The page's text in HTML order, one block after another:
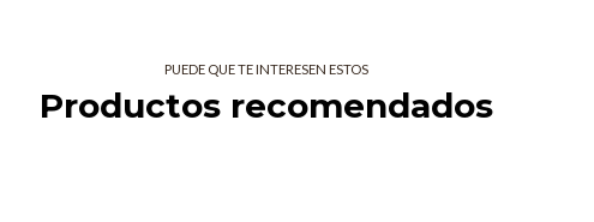
PUEDE QUE TE INTERESEN ESTOS
Productos recomendados